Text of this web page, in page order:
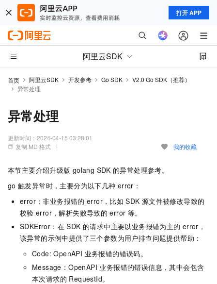
打开 APP
阿里云SDK
首页 阿里云SDK 开发参考 Go SDK
V2.0 Go SDK（推荐）
异常处理
异常处理
更新时间： 2024-04-15 03:28:01
复制 MD 格式
我的收藏
本节主要介绍升级版 golang SDK 的异常处理参考。
go 触发异常时，主要分为以下几种 error：
error：非业务报错的 error，比如 SDK 源文件被修改导致的
校验 error，解析失败导致的 error 等。
SDKError：在 SDK 的请求中主要以业务报错为主的 error，
该异常的示例中提供了三个参数为用户排查问题提供帮助：
Code: OpenAPI 业务报错的错误码。
Message：OpenAPI 业务报错的错误信息，其中会包含
本次请求的 RequestId。